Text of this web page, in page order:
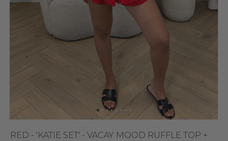
RED - 'KATIE SET' - VACAY MOOD RUFFLE TOP +